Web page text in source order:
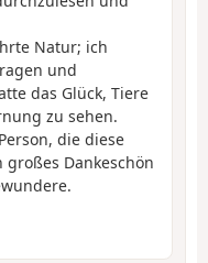
Natur; ich
und
das Glück, Tiere
zu sehen.
die diese
Dankeschön